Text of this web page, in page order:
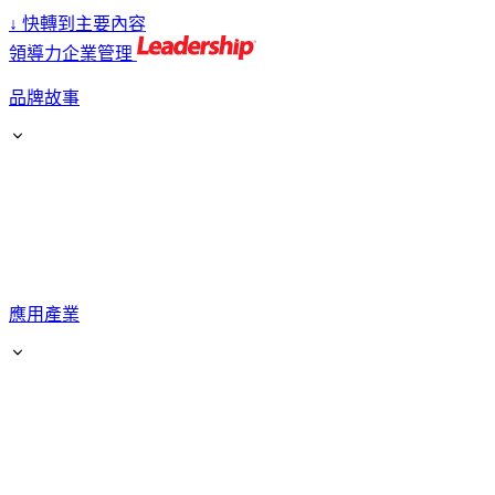
↓ 快轉到主要內容
領導力企業管理
品牌故事
應用產業